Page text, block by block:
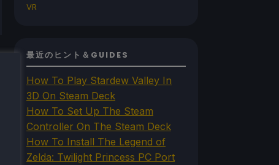
VR
最近のヒント＆GUIDES
How To Play Stardew Valley In
3D On Steam Deck
How To Set Up The Steam
Controller On The Steam Deck
How To Install The Legend of
Zelda: Twilight Princess PC Port